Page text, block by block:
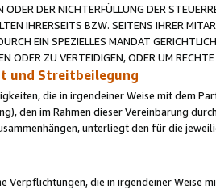
DER NICHTERFÜLLUNG DER
IHRERSEITS BZW. SEITENS IHRER
EIN SPEZIELLES MANDAT
ODER ZU VERTEIDIGEN, ODER UM
und Streitbeilegung
die in irgendeiner Weise mit dem
den im Rahmen dieser Vereinbarung
unterliegt den für die
Verpflichtungen, die in irgendeiner Weise